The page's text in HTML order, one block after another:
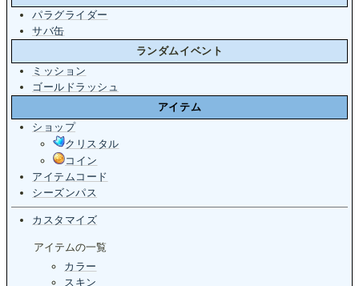
パラグライダー
サバ缶
ランダムイベント
ミッション
ゴールドラッシュ
アイテム
ショップ
クリスタル
コイン
アイテムコード
シーズンパス
カスタマイズ
アイテムの一覧
カラー
スキン